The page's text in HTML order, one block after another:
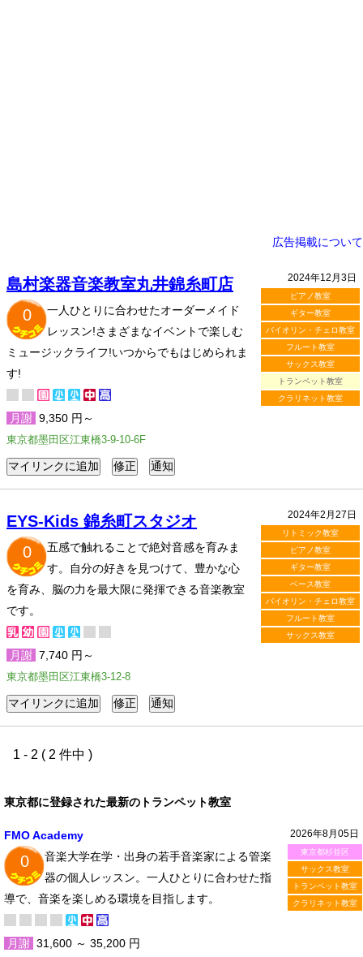
広告掲載について
2024年12月3日
ピアノ教室
ギター教室
バイオリン・チェロ教室
フルート教室
サックス教室
トランペット教室
クラリネット教室
島村楽器音楽教室丸井錦糸町店
0
一人ひとりに合わせたオーダーメイド
レッスン!さまざまなイベントで楽しむ
ミュージックライフ!いつからでもはじめられま
す!
月謝 9,350 円～
東京都墨田区江東橋3-9-10-6F
2024年2月27日
リトミック教室
ピアノ教室
ギター教室
ベース教室
バイオリン・チェロ教室
フルート教室
サックス教室
EYS-Kids 錦糸町スタジオ
0
五感で触れることで絶対音感を育みま
す。自分の好きを見つけて、豊かな心
を育み、脳の力を最大限に発揮できる音楽教室
です。
月謝 7,740 円～
東京都墨田区江東橋3-12-8
1 - 2 ( 2 件中 )
東京都に登録された最新のトランペット教室
2026年8月05日
東京都杉並区
サックス教室
トランペット教室
クラリネット教室
FMO Academy
0
音楽大学在学・出身の若手音楽家による管楽
器の個人レッスン。一人ひとりに合わせた指
導で、音楽を楽しめる環境を目指します。
月謝 31,600 ～ 35,200 円